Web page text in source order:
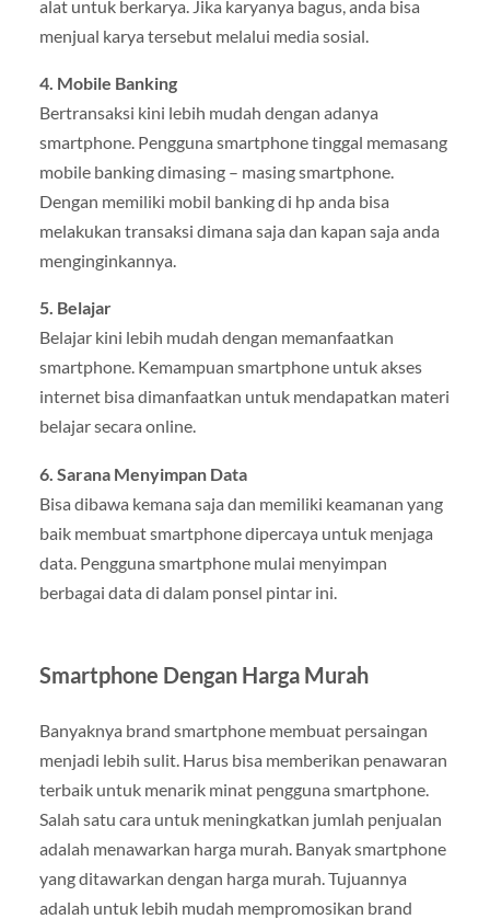
alat untuk berkarya. Jika karyanya bagus, anda bisa
menjual karya tersebut melalui media sosial.
4. Mobile Banking
Bertransaksi kini lebih mudah dengan adanya
smartphone. Pengguna smartphone tinggal memasang
mobile banking dimasing – masing smartphone.
Dengan memiliki mobil banking di hp anda bisa
melakukan transaksi dimana saja dan kapan saja anda
menginginkannya.
5. Belajar
Belajar kini lebih mudah dengan memanfaatkan
smartphone. Kemampuan smartphone untuk akses
internet bisa dimanfaatkan untuk mendapatkan materi
belajar secara online.
6. Sarana Menyimpan Data
Bisa dibawa kemana saja dan memiliki keamanan yang
baik membuat smartphone dipercaya untuk menjaga
data. Pengguna smartphone mulai menyimpan
berbagai data di dalam ponsel pintar ini.
Smartphone Dengan Harga Murah
Banyaknya brand smartphone membuat persaingan
menjadi lebih sulit. Harus bisa memberikan penawaran
terbaik untuk menarik minat pengguna smartphone.
Salah satu cara untuk meningkatkan jumlah penjualan
adalah menawarkan harga murah. Banyak smartphone
yang ditawarkan dengan harga murah. Tujuannya
adalah untuk lebih mudah mempromosikan brand